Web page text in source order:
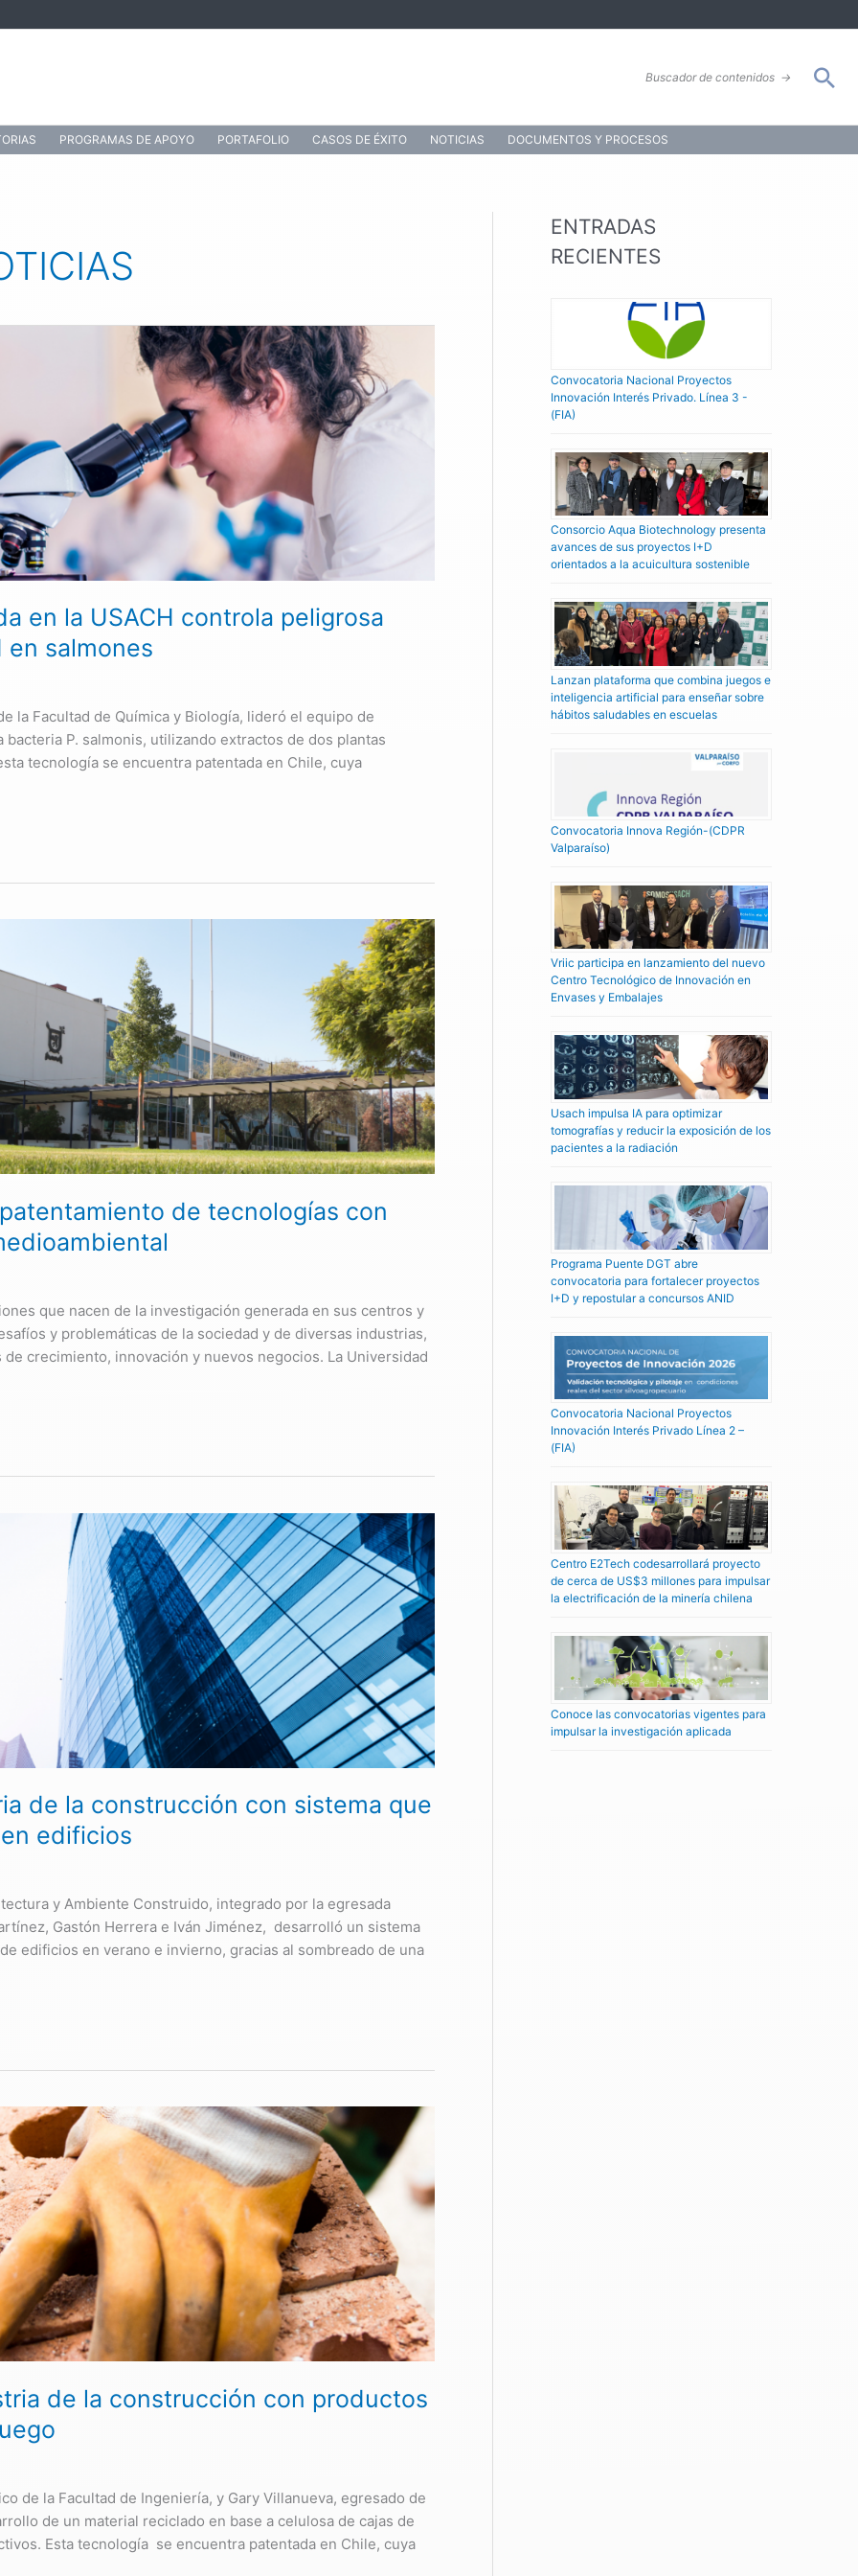
Buscador de contenidos →
PROGRAMAS DE APOYO PORTAFOLIO CASOS DE ÉXITO NOTICIAS DOCUMENTOS Y PROCESOS
en la USACH controla peligrosa
salmones
la Facultad de Química y Biología, lideró el equipo de
P. salmonis, utilizando extractos de dos plantas
tecnología se encuentra patentada en Chile, cuya
de tecnologías con
que nacen de la investigación generada en sus centros y
y problemáticas de la sociedad y de diversas industrias,
crecimiento, innovación y nuevos negocios. La Universidad
de la construcción con sistema que
edificios
y Ambiente Construido, integrado por la egresada
Gastón Herrera e Iván Jiménez, desarrolló un sistema
edificios en verano e invierno, gracias al sombreado de una
de la construcción con productos
de la Facultad de Ingeniería, y Gary Villanueva, egresado de
de un material reciclado en base a celulosa de cajas de
Esta tecnología se encuentra patentada en Chile, cuya
ENTRADAS
RECIENTES
Convocatoria Nacional Proyectos
Innovación Interés Privado. Línea 3 -
(FIA)
Consorcio Aqua Biotechnology presenta
avances de sus proyectos I+D
orientados a la acuicultura sostenible
Lanzan plataforma que combina juegos e
inteligencia artificial para enseñar sobre
hábitos saludables en escuelas
Convocatoria Innova Región-(CDPR
Valparaíso)
Vriic participa en lanzamiento del nuevo
Centro Tecnológico de Innovación en
Envases y Embalajes
Usach impulsa IA para optimizar
tomografías y reducir la exposición de los
pacientes a la radiación
Programa Puente DGT abre
convocatoria para fortalecer proyectos
I+D y repostular a concursos ANID
Convocatoria Nacional Proyectos
Innovación Interés Privado Línea 2 –
(FIA)
Centro E2Tech codesarrollará proyecto
de cerca de US$3 millones para impulsar
la electrificación de la minería chilena
Conoce las convocatorias vigentes para
impulsar la investigación aplicada